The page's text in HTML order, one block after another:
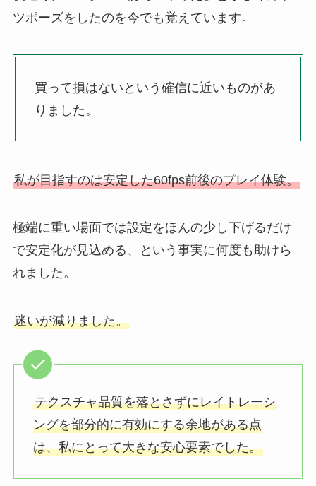
ツポーズをしたのを今でも覚えています。
買って損はないという確信に近いものがあ
りました。
私が目指すのは安定した60fps前後のプレイ体験。
極端に重い場面では設定をほんの少し下げるだけ
で安定化が見込める、という事実に何度も助けら
れました。
迷いが減りました。
テクスチャ品質を落とさずにレイトレーシ
ングを部分的に有効にする余地がある点
は、私にとって大きな安心要素でした。